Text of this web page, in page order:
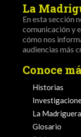
La
En esta sección
comunicación y
cómo nos
audiencias más
Conoce
Historias
La Madriguera
Glosario